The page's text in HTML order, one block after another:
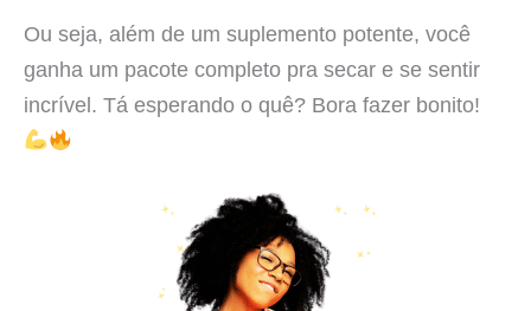
Ou seja, além de um suplemento potente, você
ganha um pacote completo pra secar e se sentir
incrível. Tá esperando o quê? Bora fazer bonito!